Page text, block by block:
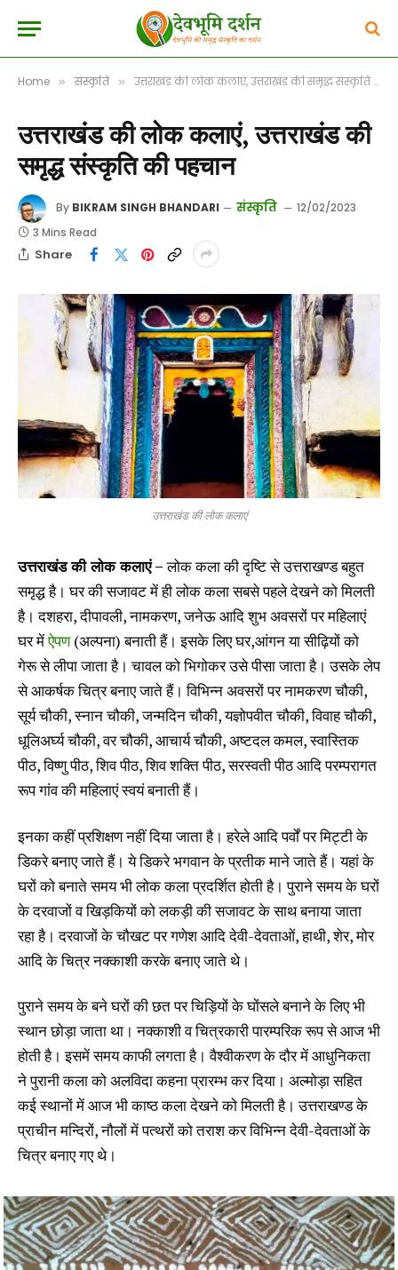
Home » संस्कृति » उत्तराखंड की लोक कलाएं, उत्तराखंड की समृद्ध संस्कृति की पहचान
उत्तराखंड की लोक कलाएं, उत्तराखंड की
समृद्ध संस्कृति की पहचान
By BIKRAM SINGH BHANDARI संस्कृति
12/02/2023
3 Mins Read
Share
उत्तराखंड की लोक कलाएं
उत्तराखंड की लोक कलाएं –लोक कला की दृष्टि से उत्तराखण्ड बहुत
समृद्ध है। घर की सजावट में ही लोक कला सबसे पहले देखने को मिलती
है। दशहरा, दीपावली, नामकरण, जनेऊ आदि शुभ अवसरों पर महिलाएं
घर मेंऐपण(अल्पना) बनाती हैं। इसके लिए घर,आंगन या सीढ़ियों को
गेरू से लीपा जाता है। चावल को भिगोकर उसे पीसा जाता है। उसके लेप
से आकर्षक चित्र बनाए जाते हैं। विभिन्न अवसरों पर नामकरण चौकी,
सूर्य चौकी, स्नान चौकी, जन्मदिन चौकी, यज्ञोपवीत चौकी, विवाह चौकी,
धूलिअर्घ्य चौकी, वर चौकी, आचार्य चौकी, अष्टदल कमल, स्वास्तिक
पीठ, विष्णु पीठ, शिव पीठ, शिव शक्ति पीठ, सरस्वती पीठ आदि परम्परागत
रूप गांव की महिलाएं स्वयं बनाती हैं।
इनका कहीं प्रशिक्षण नहीं दिया जाता है। हरेले आदि पर्वों पर मिट्टी के
डिकरे बनाए जाते हैं। ये डिकरे भगवान के प्रतीक माने जाते हैं। यहां के
घरों को बनाते समय भी लोक कला प्रदर्शित होती है। पुराने समय के घरों
के दरवाजों व खिड़कियों को लकड़ी की सजावट के साथ बनाया जाता
रहा है। दरवाजों के चौखट पर गणेश आदि देवी-देवताओं, हाथी, शेर, मोर
आदि के चित्र नक्काशी करके बनाए जाते थे।
पुराने समय के बने घरों की छत पर चिड़ियों के घोंसले बनाने के लिए भी
स्थान छोड़ा जाता था। नक्काशी व चित्रकारी पारम्परिक रूप से आज भी
होती है। इसमें समय काफी लगता है। वैश्वीकरण के दौर में आधुनिकता
ने पुरानी कला को अलविदा कहना प्रारम्भ कर दिया। अल्मोड़ा सहित
कई स्थानों में आज भी काष्ठ कला देखने को मिलती है। उत्तराखण्ड के
प्राचीन मन्दिरों, नौलों में पत्थरों को तराश कर विभिन्न देवी-देवताओं के
चित्र बनाए गए थे।